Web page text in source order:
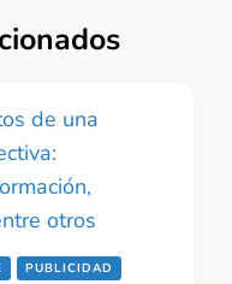
PUBLICIDAD